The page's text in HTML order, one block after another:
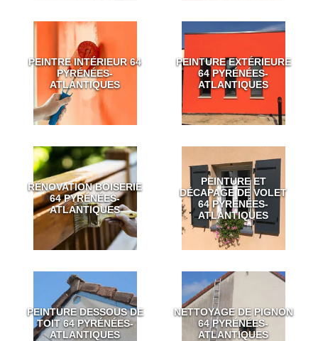
PEINTRE INTÉRIEUR 64
PYRÉNÉES-
ATLANTIQUES
PEINTURE EXTÉRIEURE
64 PYRÉNÉES-
ATLANTIQUES
RÉNOVATION BOISERIE
64 PYRÉNÉES-
ATLANTIQUES
PEINTURE ET
DÉCAPAGE DE VOLET
64 PYRÉNÉES-
ATLANTIQUES
PEINTURE DESSOUS DE
TOIT 64 PYRÉNÉES-
ATLANTIQUES
NETTOYAGE DE PIGNON
64 PYRÉNÉES-
ATLANTIQUES